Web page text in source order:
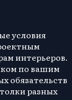
условия
интерьеров.
по вашим
обязательств
разных